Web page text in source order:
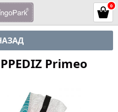
0
Primeo